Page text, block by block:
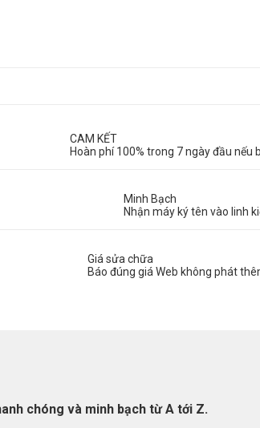
CAM KẾT
Hoàn phí 100% trong 7 ngày đầu nếu
Minh Bạch
Nhận máy ký tên vào linh
Giá sửa chữa
Báo đúng giá Web không phát
chóng và minh bạch từ A tới Z.